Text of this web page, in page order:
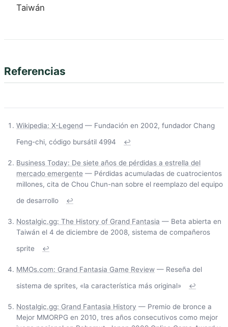
Taiwán
Referencias
Wikipedia: X-Legend — Fundación en 2002, fundador Chang
Feng-chi, código bursátil 4994
↩
Business Today: De siete años de pérdidas a estrella del
mercado emergente — Pérdidas acumuladas de cuatrocientos
millones, cita de Chou Chun-nan sobre el reemplazo del equipo
de desarrollo
↩
Nostalgic.gg: The History of Grand Fantasia — Beta abierta en
Taiwán el 4 de diciembre de 2008, sistema de compañeros
sprite
↩
MMOs.com: Grand Fantasia Game Review — Reseña del
sistema de sprites, «la característica más original»
↩
Nostalgic.gg: Grand Fantasia History — Premio de bronce a
Mejor MMORPG en 2010, tres años consecutivos como mejor